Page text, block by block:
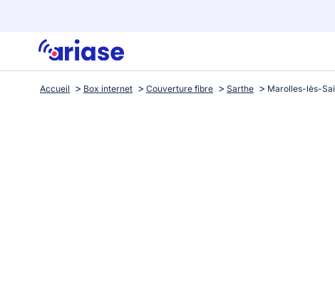
Accueil Box internet Couverture fibre Sarthe Marolles-lès-